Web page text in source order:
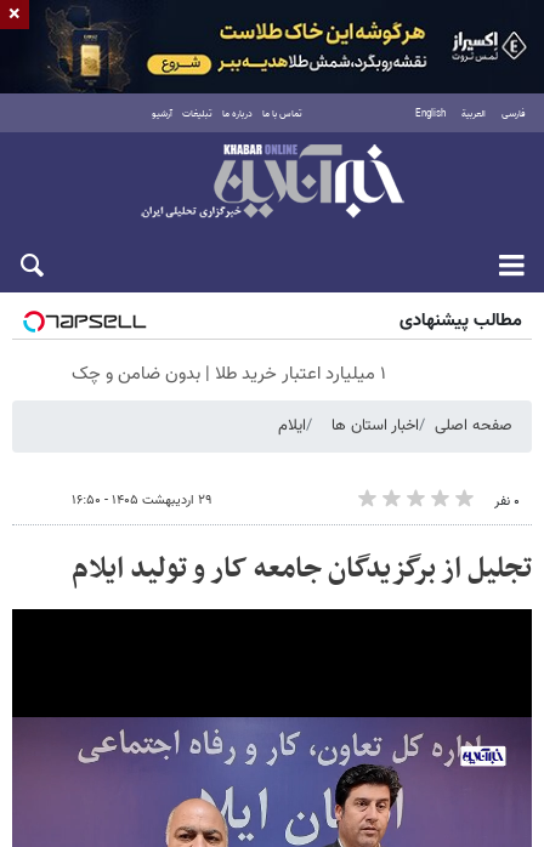
فارسی العربية English تماس با ما درباره ما تبلیغات آرشیو
جمعه ۱۶ مرداد ۱۴۰۵
مطالب پیشنهادی
۱ میلیارد اعتبار خرید طلا | بدون ضامن و چک
صفحه اصلی اخبار استان ها ایلام
۰ نفر ۲۹ اردیبهشت ۱۴۰۵ - ۱۶:۵۰
تجلیل از برگزیدگان جامعه کار و تولید ایلام
×